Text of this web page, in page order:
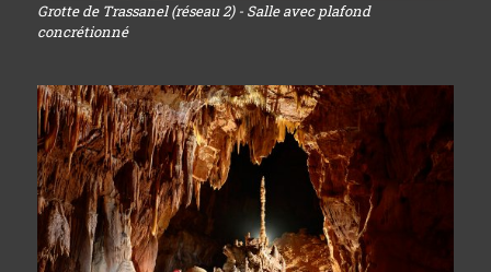
Grotte de Trassanel (réseau 2) - Salle avec plafond
concrétionné